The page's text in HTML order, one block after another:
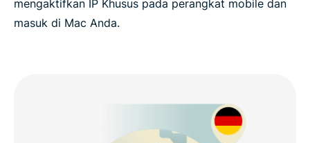
mengaktifkan IP Khusus pada perangkat mobile dan
masuk di Mac Anda.